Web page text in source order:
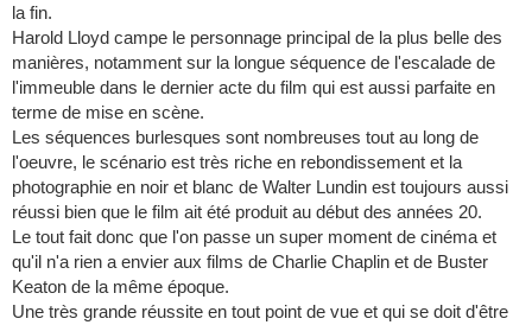
la fin.
Harold Lloyd campe le personnage principal de la plus belle des
manières, notamment sur la longue séquence de l'escalade de
l'immeuble dans le dernier acte du film qui est aussi parfaite en
terme de mise en scène.
Les séquences burlesques sont nombreuses tout au long de
l'oeuvre, le scénario est très riche en rebondissement et la
photographie en noir et blanc de Walter Lundin est toujours aussi
réussi bien que le film ait été produit au début des années 20.
Le tout fait donc que l'on passe un super moment de cinéma et
qu'il n'a rien a envier aux films de Charlie Chaplin et de Buster
Keaton de la même époque.
Une très grande réussite en tout point de vue et qui se doit d'être